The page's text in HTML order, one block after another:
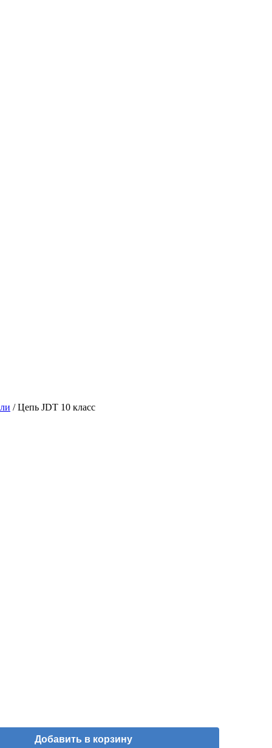
/Цепь JDT 10 класс
Добавить в корзину